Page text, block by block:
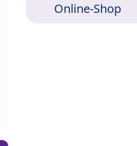
Online-Shop